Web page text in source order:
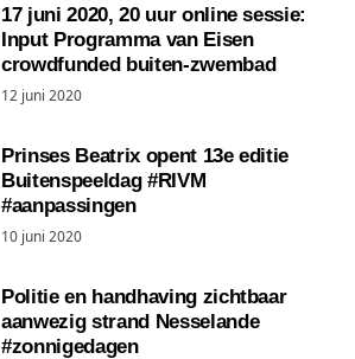
17 juni 2020, 20 uur online sessie:
Input Programma van Eisen
crowdfunded buiten-zwembad
12 juni 2020
Prinses Beatrix opent 13e editie
Buitenspeeldag #RIVM
#aanpassingen
10 juni 2020
Politie en handhaving zichtbaar
aanwezig strand Nesselande
#zonnigedagen